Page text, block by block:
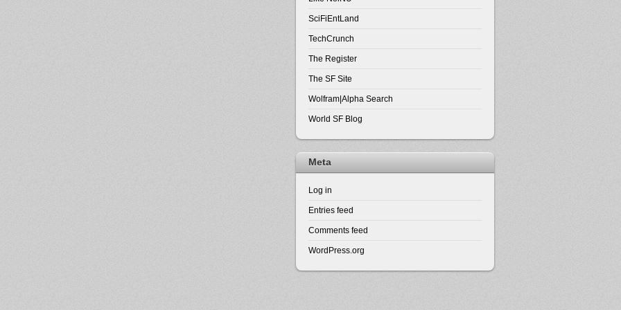
SciFiEntLand
TechCrunch
The Register
The SF Site
Wolfram|Alpha Search
World SF Blog
Meta
Log in
Entries feed
Comments feed
WordPress.org